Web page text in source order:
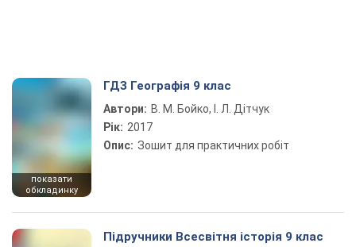
показати
обкладинку
ГДЗ Географія 9 клас
Автори: В. М. Бойко, І. Л. Дітчук
Рік: 2017
Опис: Зошит для практичних робіт
Підручники Всесвітня історія 9 клас